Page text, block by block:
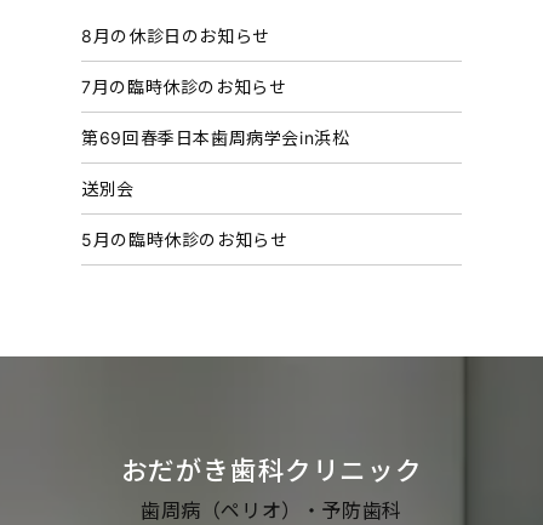
ブ
8月の休診日のお知らせ
7月の臨時休診のお知らせ
第69回春季日本歯周病学会in浜松
送別会
5月の臨時休診のお知らせ
おだがき歯科クリニック
歯周病（ペリオ）・予防歯科